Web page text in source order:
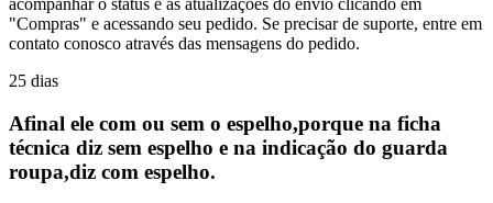
acompanhar o status e as atualizações do envio clicando em
"Compras" e acessando seu pedido. Se precisar de suporte, entre em
contato conosco através das mensagens do pedido.
25 dias
Afinal ele com ou sem o espelho,porque na ficha
técnica diz sem espelho e na indicação do guarda
roupa,diz com espelho.